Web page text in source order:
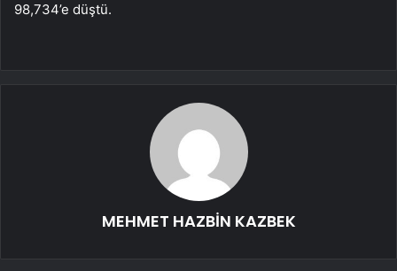
98,734’e düştü.
MEHMET HAZBİN KAZBEK